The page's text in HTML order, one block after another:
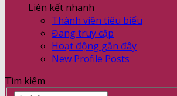
Liên kết nhanh
Thành viên tiêu biểu
Đang truy cập
Hoạt động gần đây
New Profile Posts
Tìm kiếm